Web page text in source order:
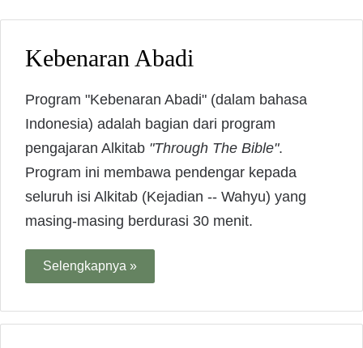
Kebenaran Abadi
Program "Kebenaran Abadi" (dalam bahasa
Indonesia) adalah bagian dari program
pengajaran Alkitab "Through The Bible".
Program ini membawa pendengar kepada
seluruh isi Alkitab (Kejadian -- Wahyu) yang
masing-masing berdurasi 30 menit.
Selengkapnya »